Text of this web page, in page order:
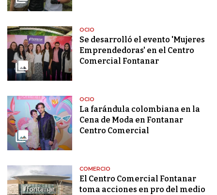
OCIO
Se desarrolló el evento 'Mujeres
Emprendedoras' en el Centro
Comercial Fontanar
OCIO
La farándula colombiana en la
Cena de Moda en Fontanar
Centro Comercial
COMERCIO
El Centro Comercial Fontanar
toma acciones en pro del medio